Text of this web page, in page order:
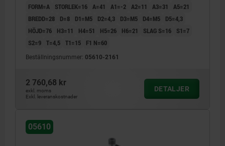
FORM=A
STORLEK=16 A=41 A1=-2 A2=11 A3=31
A5=21
BREDD=28
D=8 D1=M5 D2=4,3 D3=M5 D4=M5
D5=4,3
HÖJD=76
H3=11 H4=51 H5=26 H6=21 SLAG S=16
S1=7
S2=9 T=4,5 T1=15 F1 N=60
Beställningsnummer: 05610-2161
2 760,68 kr
exkl. moms
Exkl. leveranskostnader
DETALJER
05610